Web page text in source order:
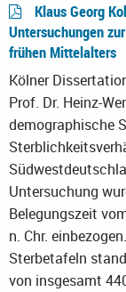
Klaus Georg
Untersuchungen
frühen Mittelalters
Kölner
Prof. Dr. Heinz-
demographische
Untersuchung
Belegungszeit
n. Chr.
Sterbetafeln
von insgesamt